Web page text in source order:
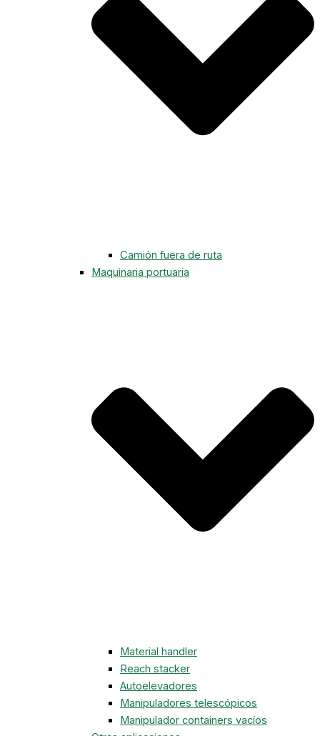
Camión fuera de ruta
Maquinaria portuaria
Material handler
Reach stacker
Autoelevadores
Manipuladores telescópicos
Manipulador containers vacíos